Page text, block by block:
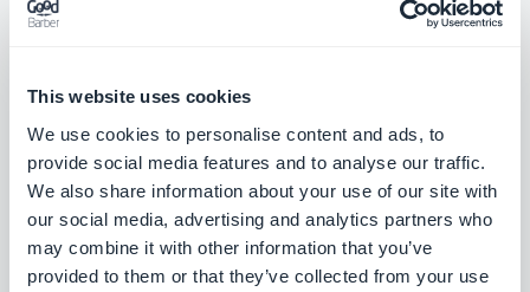
This website uses cookies
We use cookies to personalise content and ads, to
provide social media features and to analyse our traffic.
We also share information about your use of our site with
our social media, advertising and analytics partners who
may combine it with other information that you’ve
provided to them or that they’ve collected from your use
généraux
puis choisissez l'onglet Connexions Externes . Vous
trouverez ici un menu déroulant vous permettant
de choisir entre Google Maps et Mapbox.